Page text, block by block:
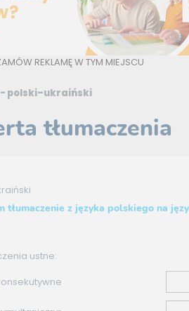
REKLAMĘ W TYM MIEJSCU
polski–ukraiński
tłumaczenia
tłumaczenie z języka polskiego na
ustne: